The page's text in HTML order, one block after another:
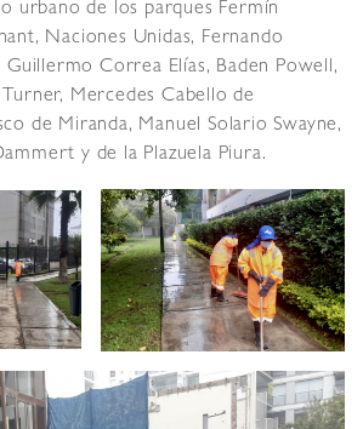
urbano de los parques Fermín
Naciones Unidas, Fernando
Guillermo Correa Elías, Baden Powell,
Mercedes Cabello de
de Miranda, Manuel Solario Swayne,
y de la Plazuela Piura.